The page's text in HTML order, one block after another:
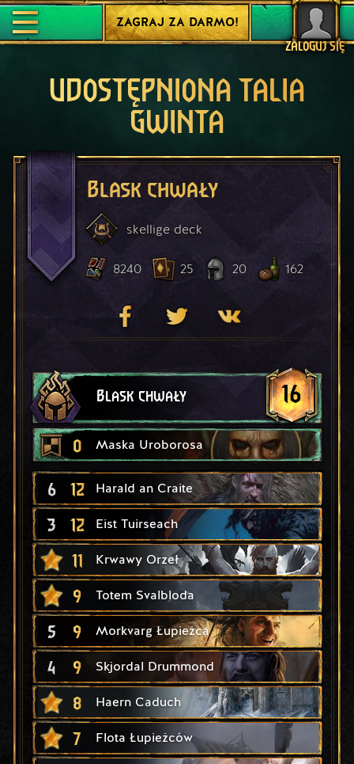
ZALOGUJ SIĘ
ZAGRAJ ZA DARMO!
UDOSTĘPNIONA TALIA
GWINTA
Blask chwały
skellige deck
8240 25 20 162
Blask chwały 16
0 Maska Uroborosa
6 12 Harald an Craite
3 12 Eist Tuirseach
11 Krwawy Orzeł
9 Totem Svalbloda
5 9 Morkvarg Łupieżca
4 9 Skjordal Drummond
8 Haern Caduch
7 Flota Łupieżców